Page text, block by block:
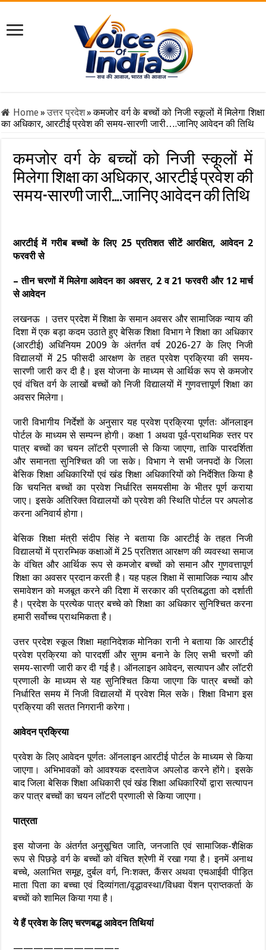
Home»उत्तर प्रदेश» कमजोर वर्ग के बच्चों को निजी स्कूलों में मिलेगा शिक्षा
का अधिकार, आरटीई प्रवेश की समय-सारणी जारी….जानिए आवेदन की तिथि
कमजोर वर्ग के बच्चों को निजी स्कूलों में
मिलेगा शिक्षा का अधिकार, आरटीई प्रवेश की
समय-सारणी जारी….जानिए आवेदन की तिथि
आरटीई में गरीब बच्चों के लिए 25 प्रतिशत सीटें आरक्षित, आवेदन 2
फरवरी से
– तीन चरणों में मिलेगा आवेदन का अवसर, 2 व 21 फरवरी और 12 मार्च
से आवेदन
लखनऊ । उत्तर प्रदेश में शिक्षा के समान अवसर और सामाजिक न्याय की
दिशा में एक बड़ा कदम उठाते हुए बेसिक शिक्षा विभाग ने शिक्षा का अधिकार
(आरटीई) अधिनियम 2009 के अंतर्गत वर्ष 2026-27 के लिए निजी
विद्यालयों में 25 फीसदी आरक्षण के तहत प्रवेश प्रक्रिया की समय-
सारणी जारी कर दी है। इस योजना के माध्यम से आर्थिक रूप से कमजोर
एवं वंचित वर्ग के लाखों बच्चों को निजी विद्यालयों में गुणवत्तापूर्ण शिक्षा का
अवसर मिलेगा।
जारी विभागीय निर्देशों के अनुसार यह प्रवेश प्रक्रिया पूर्णतः ऑनलाइन
पोर्टल के माध्यम से सम्पन्न होगी। कक्षा 1 अथवा पूर्व-प्राथमिक स्तर पर
पात्र बच्चों का चयन लॉटरी प्रणाली से किया जाएगा, ताकि पारदर्शिता
और समानता सुनिश्चित की जा सके। विभाग ने सभी जनपदों के जिला
बेसिक शिक्षा अधिकारियों एवं खंड शिक्षा अधिकारियों को निर्देशित किया है
कि चयनित बच्चों का प्रवेश निर्धारित समयसीमा के भीतर पूर्ण कराया
जाए। इसके अतिरिक्त विद्यालयों को प्रवेश की स्थिति पोर्टल पर अपलोड
करना अनिवार्य होगा।
बेसिक शिक्षा मंत्री संदीप सिंह ने बताया कि आरटीई के तहत निजी
विद्यालयों में प्रारम्भिक कक्षाओं में 25 प्रतिशत आरक्षण की व्यवस्था समाज
के वंचित और आर्थिक रूप से कमजोर बच्चों को समान और गुणवत्तापूर्ण
शिक्षा का अवसर प्रदान करती है। यह पहल शिक्षा में सामाजिक न्याय और
समावेशन को मजबूत करने की दिशा में सरकार की प्रतिबद्धता को दर्शाती
है। प्रदेश के प्रत्येक पात्र बच्चे को शिक्षा का अधिकार सुनिश्चित करना
हमारी सर्वोच्च प्राथमिकता है।
उत्तर प्रदेश स्कूल शिक्षा महानिदेशक मोनिका रानी ने बताया कि आरटीई
प्रवेश प्रक्रिया को पारदर्शी और सुगम बनाने के लिए सभी चरणों की
समय-सारणी जारी कर दी गई है। ऑनलाइन आवेदन, सत्यापन और लॉटरी
प्रणाली के माध्यम से यह सुनिश्चित किया जाएगा कि पात्र बच्चों को
निर्धारित समय में निजी विद्यालयों में प्रवेश मिल सके। शिक्षा विभाग इस
प्रक्रिया की सतत निगरानी करेगा।
आवेदन प्रक्रिया
प्रवेश के लिए आवेदन पूर्णतः ऑनलाइन आरटीई पोर्टल के माध्यम से किया
जाएगा। अभिभावकों को आवश्यक दस्तावेज अपलोड करने होंगे। इसके
बाद जिला बेसिक शिक्षा अधिकारी एवं खंड शिक्षा अधिकारियों द्वारा सत्यापन
कर पात्र बच्चों का चयन लॉटरी प्रणाली से किया जाएगा।
पात्रता
इस योजना के अंतर्गत अनुसूचित जाति, जनजाति एवं सामाजिक-शैक्षिक
रूप से पिछड़े वर्ग के बच्चों को वंचित श्रेणी में रखा गया है। इनमें अनाथ
बच्चे, अलाभित समूह, दुर्बल वर्ग, निःशक्त, कैंसर अथवा एचआईवी पीड़ित
माता पिता का बच्चा एवं दिव्यांगता/वृद्धावस्था/विधवा पेंशन प्राप्तकर्ता के
बच्चाें को शामिल किया गया है।
ये हैं प्रवेश के लिए चरणबद्ध आवेदन तिथियां